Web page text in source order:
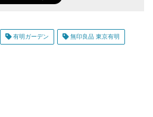
有明ガーデン 無印良品 東京有明